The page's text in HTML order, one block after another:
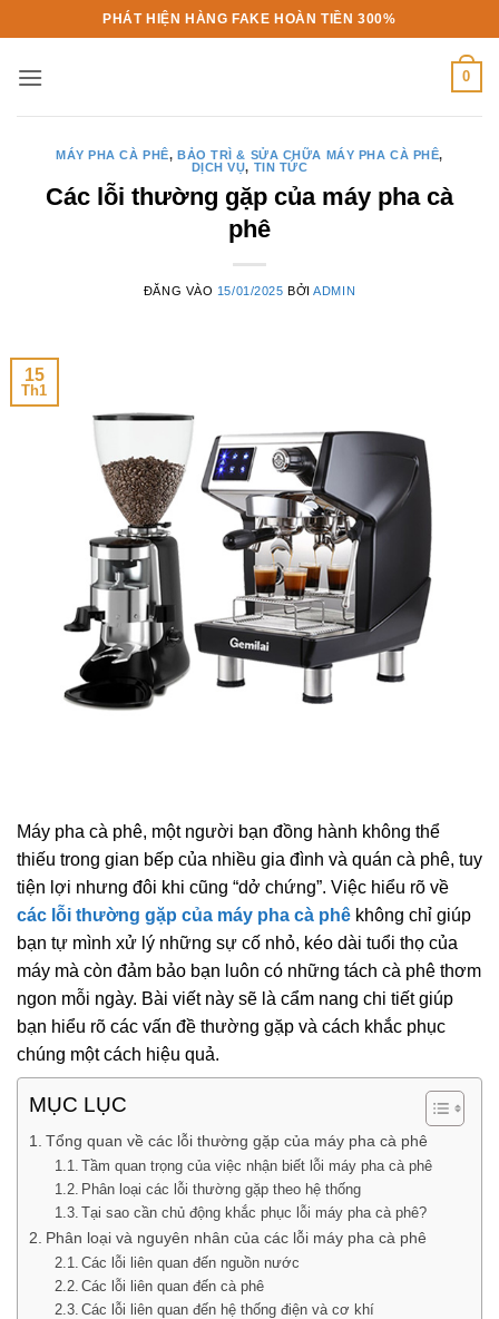
qua
nội
PHÁT HIỆN HÀNG FAKE HOÀN TIỀN 300%
0
MÁY PHA CÀ PHÊ, BẢO TRÌ & SỬA CHỮA MÁY PHA CÀ PHÊ,
DỊCH VỤ, TIN TỨC
Các lỗi thường gặp của máy pha cà
phê
ĐĂNG VÀO 15/01/2025 BỞIADMIN
15
Th1
Máy pha cà phê, một người bạn đồng hành không thể
thiếu trong gian bếp của nhiều gia đình và quán cà phê, tuy
tiện lợi nhưng đôi khi cũng “dở chứng”. Việc hiểu rõ về
các lỗi thường gặp của máy pha cà phê không chỉ giúp
bạn tự mình xử lý những sự cố nhỏ, kéo dài tuổi thọ của
máy mà còn đảm bảo bạn luôn có những tách cà phê thơm
ngon mỗi ngày. Bài viết này sẽ là cẩm nang chi tiết giúp
bạn hiểu rõ các vấn đề thường gặp và cách khắc phục
chúng một cách hiệu quả.
MỤC LỤC
Tổng quan về các lỗi thường gặp của máy pha cà phê
Tầm quan trọng của việc nhận biết lỗi máy pha cà phê
Phân loại các lỗi thường gặp theo hệ thống
Tại sao cần chủ động khắc phục lỗi máy pha cà phê?
Phân loại và nguyên nhân của các lỗi máy pha cà phê
Các lỗi liên quan đến nguồn nước
Các lỗi liên quan đến cà phê
Các lỗi liên quan đến hệ thống điện và cơ khí